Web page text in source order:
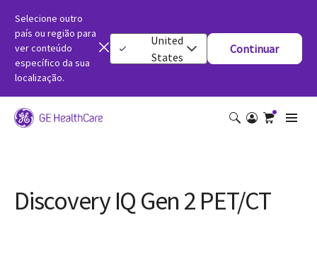
Selecione outro
país ou região para
ver conteúdo
específico da sua
localização.
United
States
Continuar
Discovery IQ Gen 2 PET/CT